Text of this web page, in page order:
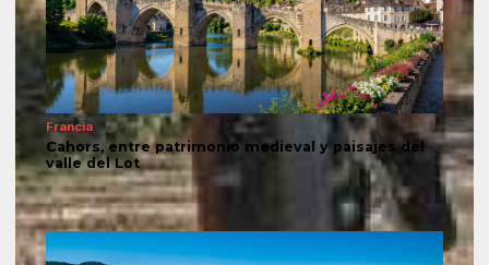
Francia
Cahors, entre patrimonio medieval y paisajes del
valle del Lot